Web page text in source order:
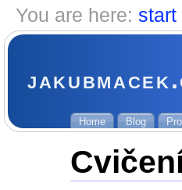
You are here: start
Home Blog